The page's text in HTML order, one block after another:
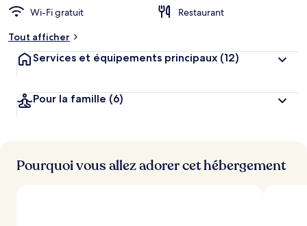
n
i
e
Wi-Fi gratuit
Restaurant
Tout afficher
Services et équipements principaux (12)
Pour la famille (6)
Pourquoi vous allez adorer cet hébergement